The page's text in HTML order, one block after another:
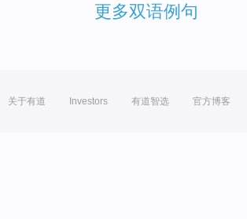
更多双语例句
关于有道 Investors 有道智选 官方博客